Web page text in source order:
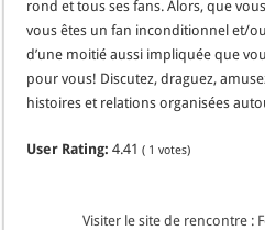
rond et tous ses fans. Alors, que
vous êtes un fan inconditionnel et/
d’une moitié aussi impliquée que
pour vous! Discutez, draguez,
histoires et relations organisées
User Rating:4.41 ( 1 votes)
Visiter le site de rencontre :